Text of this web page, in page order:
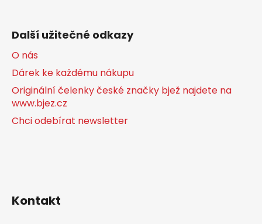
Další užitečné odkazy
O nás
Dárek ke každému nákupu
Originální čelenky české značky bjež najdete na
www.bjez.cz
Chci odebírat newsletter
Kontakt